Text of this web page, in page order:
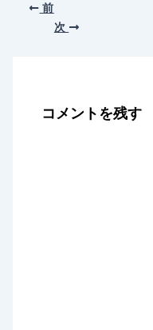
前
次
コメントを残す